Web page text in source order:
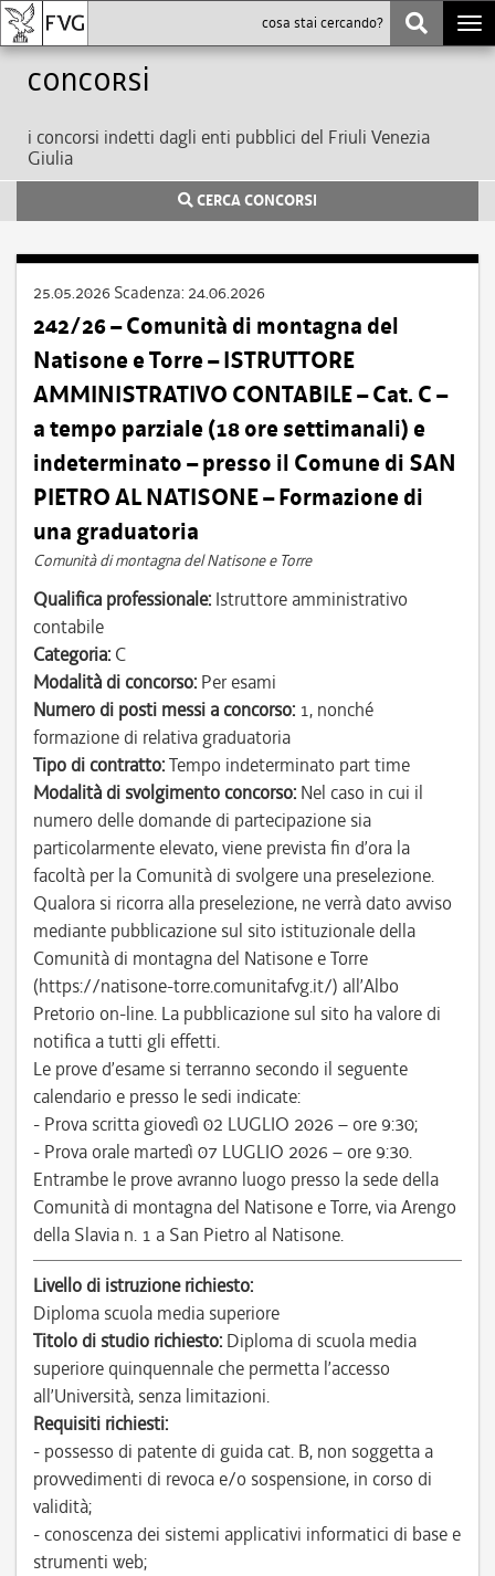
Concorsi
i concorsi indetti dagli enti pubblici del Friuli Venezia
Giulia
CERCA CONCORSI
25.05.2026 Scadenza: 24.06.2026
242/26 – Comunità di montagna del
Natisone e Torre – ISTRUTTORE
AMMINISTRATIVO CONTABILE – Cat. C –
a tempo parziale (18 ore settimanali) e
indeterminato – presso il Comune di SAN
PIETRO AL NATISONE – Formazione di
una graduatoria
Comunità di montagna del Natisone e Torre
Qualifica professionale: Istruttore amministrativo
contabile
Categoria: C
Modalità di concorso: Per esami
Numero di posti messi a concorso: 1, nonché
formazione di relativa graduatoria
Tipo di contratto:Tempo indeterminato part time
Modalità di svolgimento concorso: Nel caso in cui il
numero delle domande di partecipazione sia
particolarmente elevato, viene prevista fin d’ora la
facoltà per la Comunità di svolgere una preselezione.
Qualora si ricorra alla preselezione, ne verrà dato avviso
mediante pubblicazione sul sito istituzionale della
Comunità di montagna del Natisone e Torre
(https://natisone-torre.comunitafvg.it/) all’Albo
Pretorio on-line. La pubblicazione sul sito ha valore di
notifica a tutti gli effetti.
Le prove d’esame si terranno secondo il seguente
calendario e presso le sedi indicate:
- Prova scritta giovedì 02 LUGLIO 2026 – ore 9:30;
- Prova orale martedì 07 LUGLIO 2026 – ore 9:30.
Entrambe le prove avranno luogo presso la sede della
Comunità di montagna del Natisone e Torre, via Arengo
della Slavia n. 1 a San Pietro al Natisone.
Livello di istruzione richiesto:
Diploma scuola media superiore
Titolo di studio richiesto: Diploma di scuola media
superiore quinquennale che permetta l’accesso
all’Università, senza limitazioni.
Requisiti richiesti:
- possesso di patente di guida cat. B, non soggetta a
provvedimenti di revoca e/o sospensione, in corso di
validità;
- conoscenza dei sistemi applicativi informatici di base e
strumenti web;